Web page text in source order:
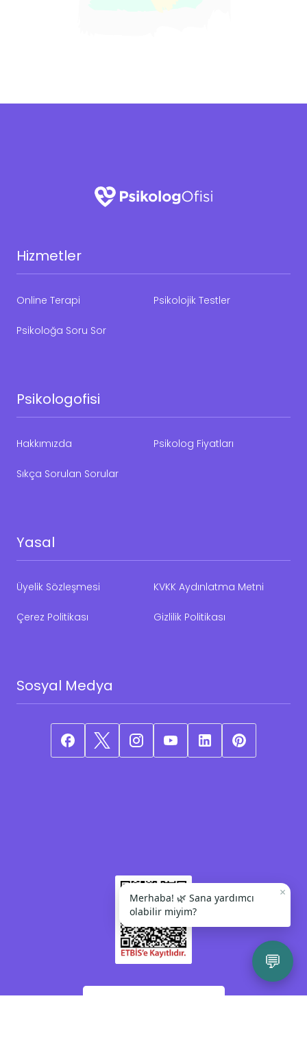
Hizmetler
Online Terapi Psikolojik Testler
Psikoloğa Soru Sor
Psikologofisi
Hakkımızda Psikolog Fiyatları
Sıkça Sorulan Sorular
Yasal
Üyelik Sözleşmesi KVKK Aydınlatma Metni
Çerez Politikası Gizlilik Politikası
Sosyal Medya
💬
×
Merhaba! 🌿 Sana yardımcı
olabilir miyim?